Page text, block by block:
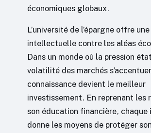
économiques globaux.
L’université de l’épargne offre
intellectuelle contre les aléas
Dans un monde où la pression
volatilité des marchés
connaissance devient le meilleur
investissement. En reprenant les
son éducation financière, chaque
donne les moyens de protéger